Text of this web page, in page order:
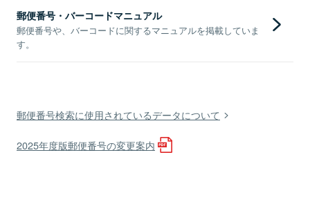
郵便番号・バーコードマニュアル
郵便番号や、バーコードに関するマニュアルを掲載していま
す。
郵便番号検索に使用されているデータについて
2025年度版郵便番号の変更案内